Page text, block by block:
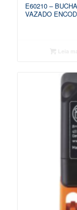
E60210 –
VAZADO